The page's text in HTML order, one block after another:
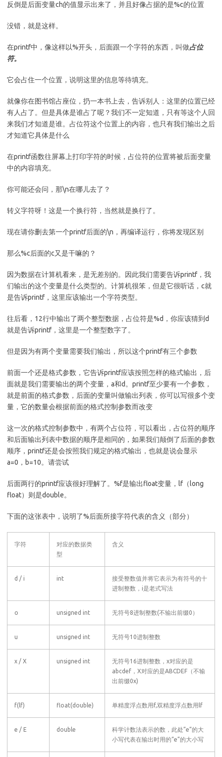
反倒是后面变量ch的值显示出来了，并且好像占据的是%c的位置
没错，就是这样。
在printf中，像这样以%开头，后面跟一个字符的东西，叫做占位
符。
它会占住一个位置，说明这里的信息等待填充。
就像你在图书馆占座位，扔一本书上去，告诉别人：这里的位置已经
有人占了。但是具体是谁占了呢？我们不一定知道，只有等这个人回
来我们才知道是谁。占位符这个位置上的内容，也只有我们输出之后
才知道它具体是什么
在printf函数往屏幕上打印字符的时候，占位符的位置将被后面变量
中的内容填充。
你可能还会问，那\n在哪儿去了？
转义字符呀！这是一个换行符，当然就是换行了。
现在请你删去第一个printf后面的\n，再编译运行，你将发现区别
那么%c后面的c又是干嘛的？
因为数据在计算机看来，是无差别的。因此我们需要告诉printf，我
们输出的这个变量是什么类型的。计算机很笨，但是它很听话，c就
是告诉printf，这里应该输出一个字符类型。
往后看，12行中输出了两个整型数据，占位符是%d，你应该猜到d
就是告诉printf，这里是一个整型数字了。
但是因为有两个变量需要我们输出，所以这个printf有三个参数
前面一个还是格式参数，它告诉printf应该按照怎样的格式输出，后
面就是我们需要输出的两个变量，a和d。printf至少要有一个参数，
就是前面的格式参数，后面的变量叫做输出列表，你可以写很多个变
量，它的数量会根据前面的格式控制参数而改变
这一次的格式控制参数中，有两个占位符，可以看出，占位符的顺序
和后面输出列表中数据的顺序是相同的，如果我们颠倒了后面的参数
顺序，printf还是会按照我们规定的格式输出，也就是说会显示
a=0，b=10。请尝试
后面两行的printf应该很好理解了。%f是输出float变量，lf（long
float）则是double。
下面的这张表中，说明了%后面所接字符代表的含义（部分）
字符
对应的数据类
型
含义
d / i int
接受整数值并将它表示为有符号的十
进制整数，i是老式写法
o unsigned int 无符号8进制整数(不输出前缀0）
u unsigned int 无符号10进制整数
x / X unsigned int
无符号16进制整数，x对应的是
abcdef，X对应的是ABCDEF（不输
出前缀0x)
f(lf) float(double) 单精度浮点数用f,双精度浮点数用lf
e / E double
科学计数法表示的数，此处”e”的大
小写代表在输出时用的“e”的大小写